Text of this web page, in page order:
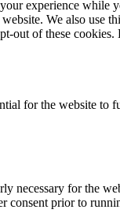
experience while
We also use
out of these
for the website
necessary for the
consent prior to